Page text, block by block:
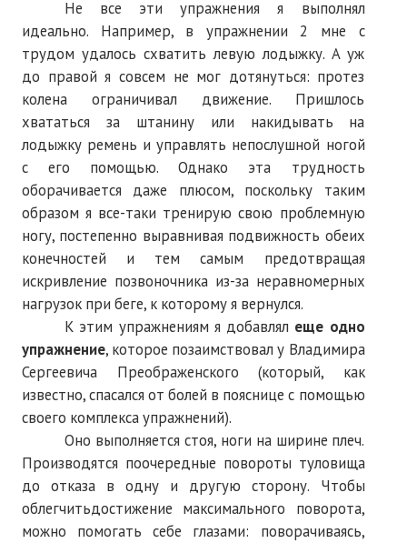
Не все эти упражнения я выполнял
идеально. Например, в упражнении 2 мне с
трудом удалось схватить левую лодыжку. А уж
до правой я совсем не мог дотянуться: протез
колена ограничивал движение. Пришлось
хвататься за штанину или накидывать на
лодыжку ремень и управлять непослушной ногой
с его помощью. Однако эта трудность
оборачивается даже плюсом, поскольку таким
образом я все-таки тренирую свою проблемную
ногу, постепенно выравнивая подвижность обеих
конечностей и тем самым предотвращая
искривление позвоночника из-за неравномерных
нагрузок при беге, к которому я вернулся.
К этим упражнениям я добавлял еще одно
упражнение, которое позаимствовал у Владимира
Сергеевича Преображенского (который, как
известно, спасался от болей в пояснице с помощью
своего комплекса упражнений).
Оно выполняется стоя, ноги на ширине плеч.
Производятся поочередные повороты туловища
до отказа в одну и другую сторону. Чтобы
облегчитьдостижение максимального поворота,
можно помогать себе глазами: поворачиваясь,